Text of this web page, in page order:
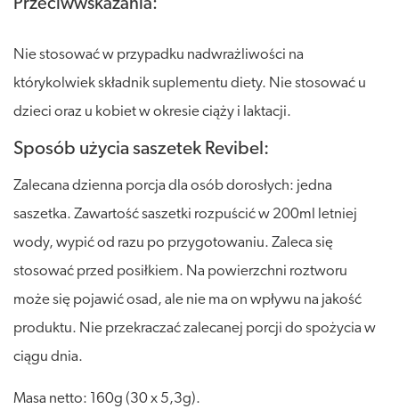
Przeciwwskazania:
Nie stosować w przypadku nadwrażliwości na
którykolwiek składnik suplementu diety. Nie stosować u
dzieci oraz u kobiet w okresie ciąży i laktacji.
Sposób użycia saszetek Revibel:
Zalecana dzienna porcja dla osób dorosłych: jedna
saszetka. Zawartość saszetki rozpuścić w 200ml letniej
wody, wypić od razu po przygotowaniu. Zaleca się
stosować przed posiłkiem. Na powierzchni roztworu
może się pojawić osad, ale nie ma on wpływu na jakość
produktu. Nie przekraczać zalecanej porcji do spożycia w
ciągu dnia.
Masa netto: 160g (30 x 5,3g).